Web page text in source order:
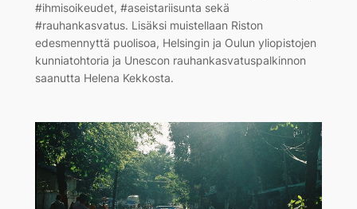
#ihmisoikeudet, #aseistariisunta sekä
#rauhankasvatus. Lisäksi muistellaan Riston
edesmennyttä puolisoa, Helsingin ja Oulun yliopistojen
kunniatohtoria ja Unescon rauhankasvatuspalkinnon
saanutta Helena Kekkosta.